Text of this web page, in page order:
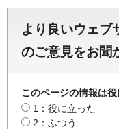
より良いウェブ
のご意見をお聞
このページの情報は
1：役に立った
2：ふつう